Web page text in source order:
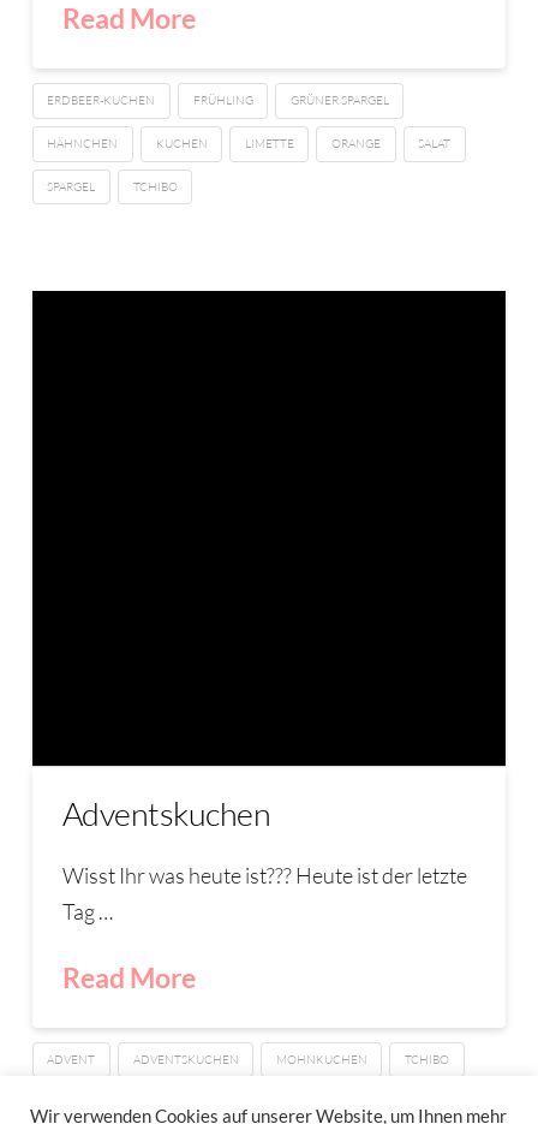
Read More
ERDBEER-KUCHEN FRÜHLING GRÜNER SPARGEL
HÄHNCHEN KUCHEN LIMETTE ORANGE SALAT
SPARGEL TCHIBO
Adventskuchen
Wisst Ihr was heute ist??? Heute ist der letzte
Tag …
Read More
ADVENT ADVENTSKUCHEN MOHNKUCHEN TCHIBO
Wir verwenden Cookies auf unserer Website, um Ihnen mehr